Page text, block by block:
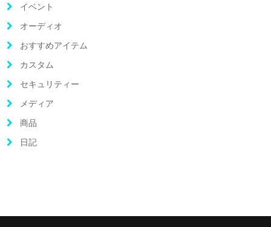
イベント
オーディオ
おすすめアイテム
カスタム
セキュリティー
メディア
商品
日記